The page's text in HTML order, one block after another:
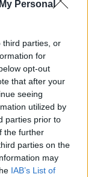
Personal
third parties, or
for
opt-out
that after your
seeing
utilized by
parties prior to
the further
parties on the
may
IAB’s List of
av Sofia
Hägersten A